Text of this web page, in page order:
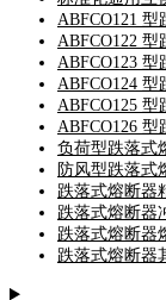
ABFCO121 型
ABFCO122 型
ABFCO123 型
ABFCO124 型
ABFCO125 型
ABFCO126 型
负荷型跌落式
防风型跌落式
跌落式熔断器
跌落式熔断器
跌落式熔断器
跌落式熔断器